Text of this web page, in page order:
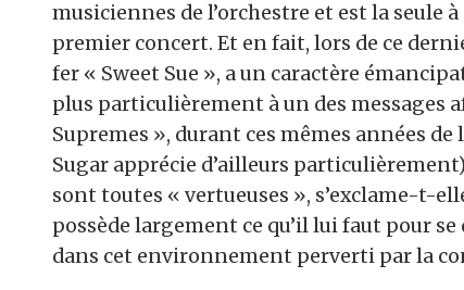
musiciennes de l’orchestre et est la
premier concert. Et en fait, lors de ce
fer « Sweet Sue », a un caractère
plus particulièrement à un des messages
Supremes », durant ces mêmes années
Sugar apprécie d’ailleurs
sont toutes « vertueuses », s’exclame-t-
possède largement ce qu’il lui faut pour
dans cet environnement perverti par la